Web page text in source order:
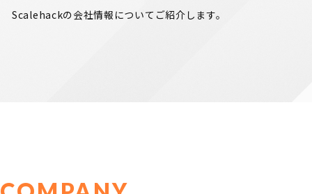
Scalehackの会社情報についてご紹介します。